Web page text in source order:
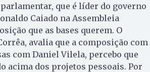
que é líder do governo
Caiado na Assembleia
que as bases querem. O
avalia que a composição com
com Daniel Vilela, percebo que
acima dos projetos pessoais. Por